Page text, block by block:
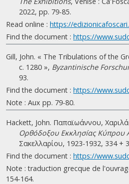
2022, pp. 79-85.
Read online : https://
Find the document : https://
Gill, John. « The Tribulations of the
c. 1280 », Byzantinische
93.
Find the document : https://
Note : Aux pp. 79-80.
Hackett, John. Παπαϊωάννου,
Ορθóδοξου Εκκλησíας Κύπρου
Σακελλαρίου, 1923-1932, 334 +
Find the document : https://
Note : traduction grecque de
154-164.